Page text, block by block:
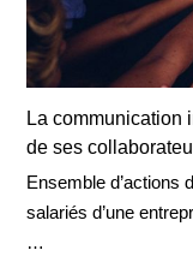
La communication
de ses
Ensemble d’actions
salariés d’une
…